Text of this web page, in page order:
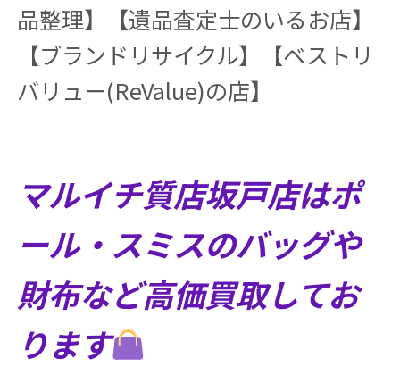
品整理】【遺品査定士のいるお店】
【ブランドリサイクル】【ベストリ
バリュー(ReValue)の店】
マルイチ質店坂戸店はポ
ール・スミスのバッグや
財布など高価買取してお
ります